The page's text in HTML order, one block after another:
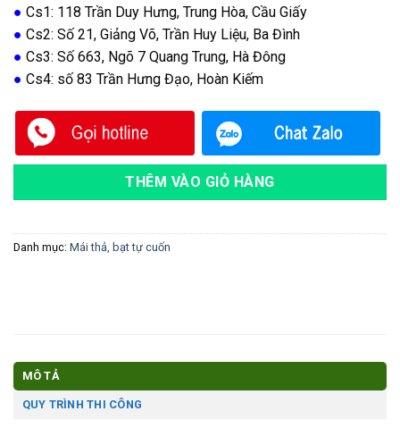
● Cs1: 118 Trần Duy Hưng, Trung Hòa, Cầu Giấy
● Cs2: Số 21, Giảng Võ, Trần Huy Liệu, Ba Đình
● Cs3: Số 663, Ngõ 7 Quang Trung, Hà Đông
● Cs4: số 83 Trần Hưng Đạo, Hoàn Kiếm
THÊM VÀO GIỎ HÀNG
Danh mục: Mái thả, bạt tự cuốn
MÔ TẢ
QUY TRÌNH THI CÔNG